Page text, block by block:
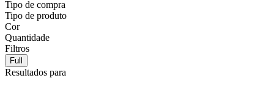
Tipo de compra
Tipo de produto
Cor
Quantidade
Filtros
Full
Resultados para